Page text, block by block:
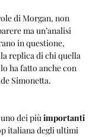
di Morgan, non
ma un’analisi
in questione,
replica di chi quella
ha fatto anche con
Simonetta.
dei più importanti
italiana degli ultimi